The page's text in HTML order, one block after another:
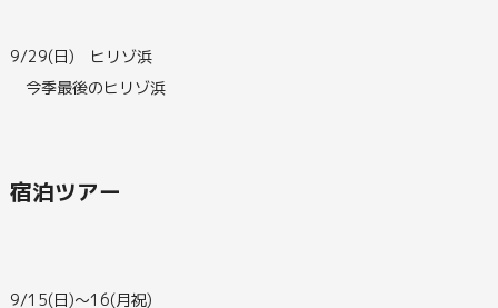
9/29(日) ヒリゾ浜
今季最後のヒリゾ浜
宿泊ツアー
9/15(日)～16(月祝)